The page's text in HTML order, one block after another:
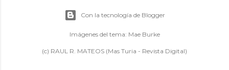
Con la tecnología de Blogger
Imágenes del tema: Mae Burke
(c) RAUL R. MATEOS (Mas Turia - Revista Digital)